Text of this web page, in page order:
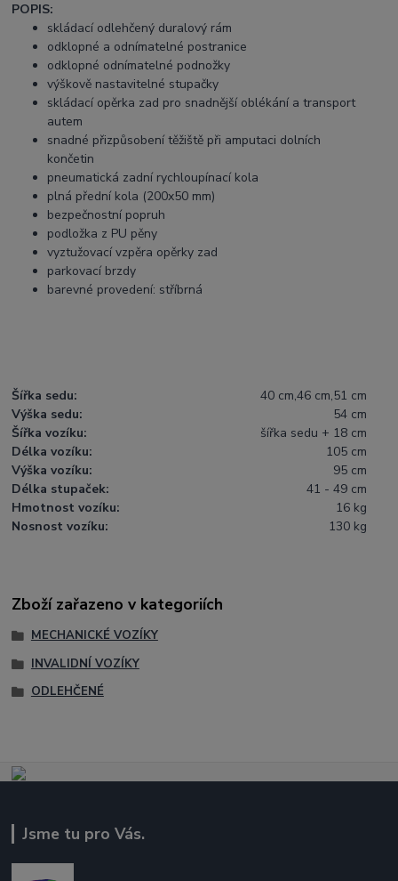
POPIS:
skládací odlehčený duralový rám
odklopné a odnímatelné postranice
odklopné odnímatelné podnožky
výškově nastavitelné stupačky
skládací opěrka zad pro snadnější oblékání a transport
autem
snadné přizpůsobení těžiště při amputaci dolních
končetin
pneumatická zadní rychloupínací kola
plná přední kola (200x50 mm)
bezpečnostní popruh
podložka z PU pěny
vyztužovací vzpěra opěrky zad
parkovací brzdy
barevné provedení: stříbrná
Šířka sedu:
40 cm,46 cm,51 cm
Výška sedu:
54 cm
Šířka vozíku:
šířka sedu + 18 cm
Délka vozíku:
105 cm
Výška vozíku:
95 cm
Délka stupaček:
41 - 49 cm
Hmotnost vozíku:
16 kg
Nosnost vozíku:
130 kg
Zboží zařazeno v kategoriích
MECHANICKÉ VOZÍKY
INVALIDNÍ VOZÍKY
ODLEHČENÉ
Jsme tu pro Vás.